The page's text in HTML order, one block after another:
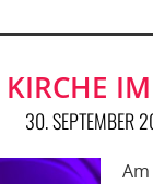
KIRCHE
30. SEPTEMBER